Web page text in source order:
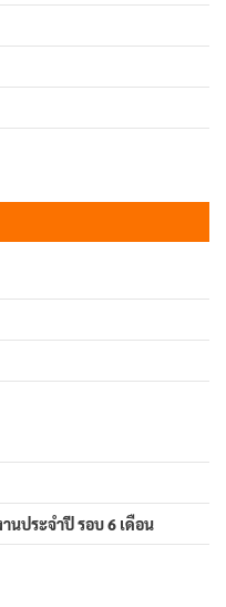
นประจำปี รอบ 6 เดือน